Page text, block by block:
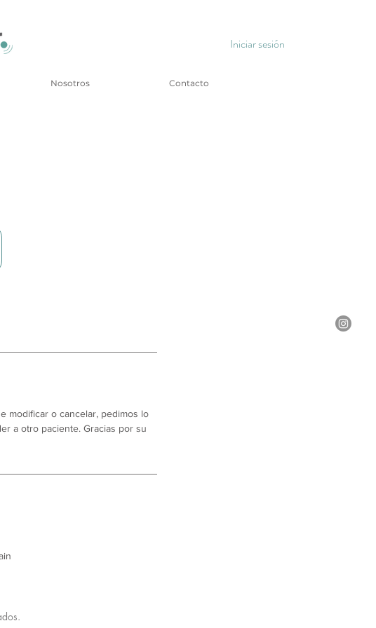
Iniciar sesión
Nosotros Contacto
modificar o cancelar, pedimos lo
a otro paciente. Gracias por su